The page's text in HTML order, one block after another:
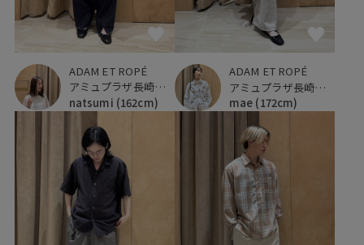
ADAM ET ROPÉ
アミュプラザ長崎新館
natsumi (162cm)
ADAM ET ROPÉ
アミュプラザ長崎新館
mae (172cm)